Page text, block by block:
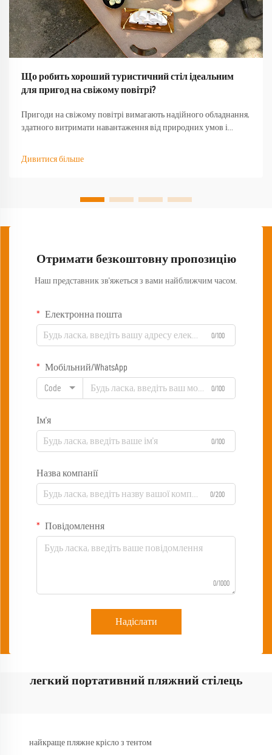
Що робить хороший туристичний стіл ідеальним
для пригод на свіжому повітрі?
Пригоди на свіжому повітрі вимагають надійного обладнання,
здатного витримати навантаження від природних умов і
успішного досвіду на природі, перетворюючи базовий
Дивитися більше
Отримати безкоштовну пропозицію
Наш представник зв'яжеться з вами найближчим часом.
Електронна пошта
0/100
Мобільний/WhatsApp
Code 0/100
Ім'я
0/100
Назва компанії
0/200
Повідомлення
0/1000
Надіслати
легкий портативний пляжний стілець
найкраще пляжне крісло з тентом